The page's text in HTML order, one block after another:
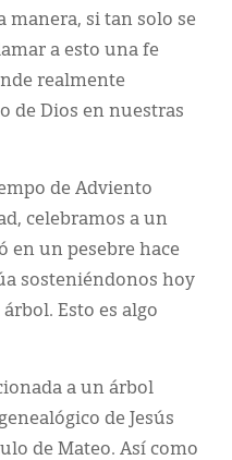
manera, si tan solo se
a esto una fe
realmente
de Dios en nuestras
de Adviento
celebramos a un
en un pesebre hace
sosteniéndonos hoy
Esto es algo
a un árbol
de Jesús
de Mateo. Así como